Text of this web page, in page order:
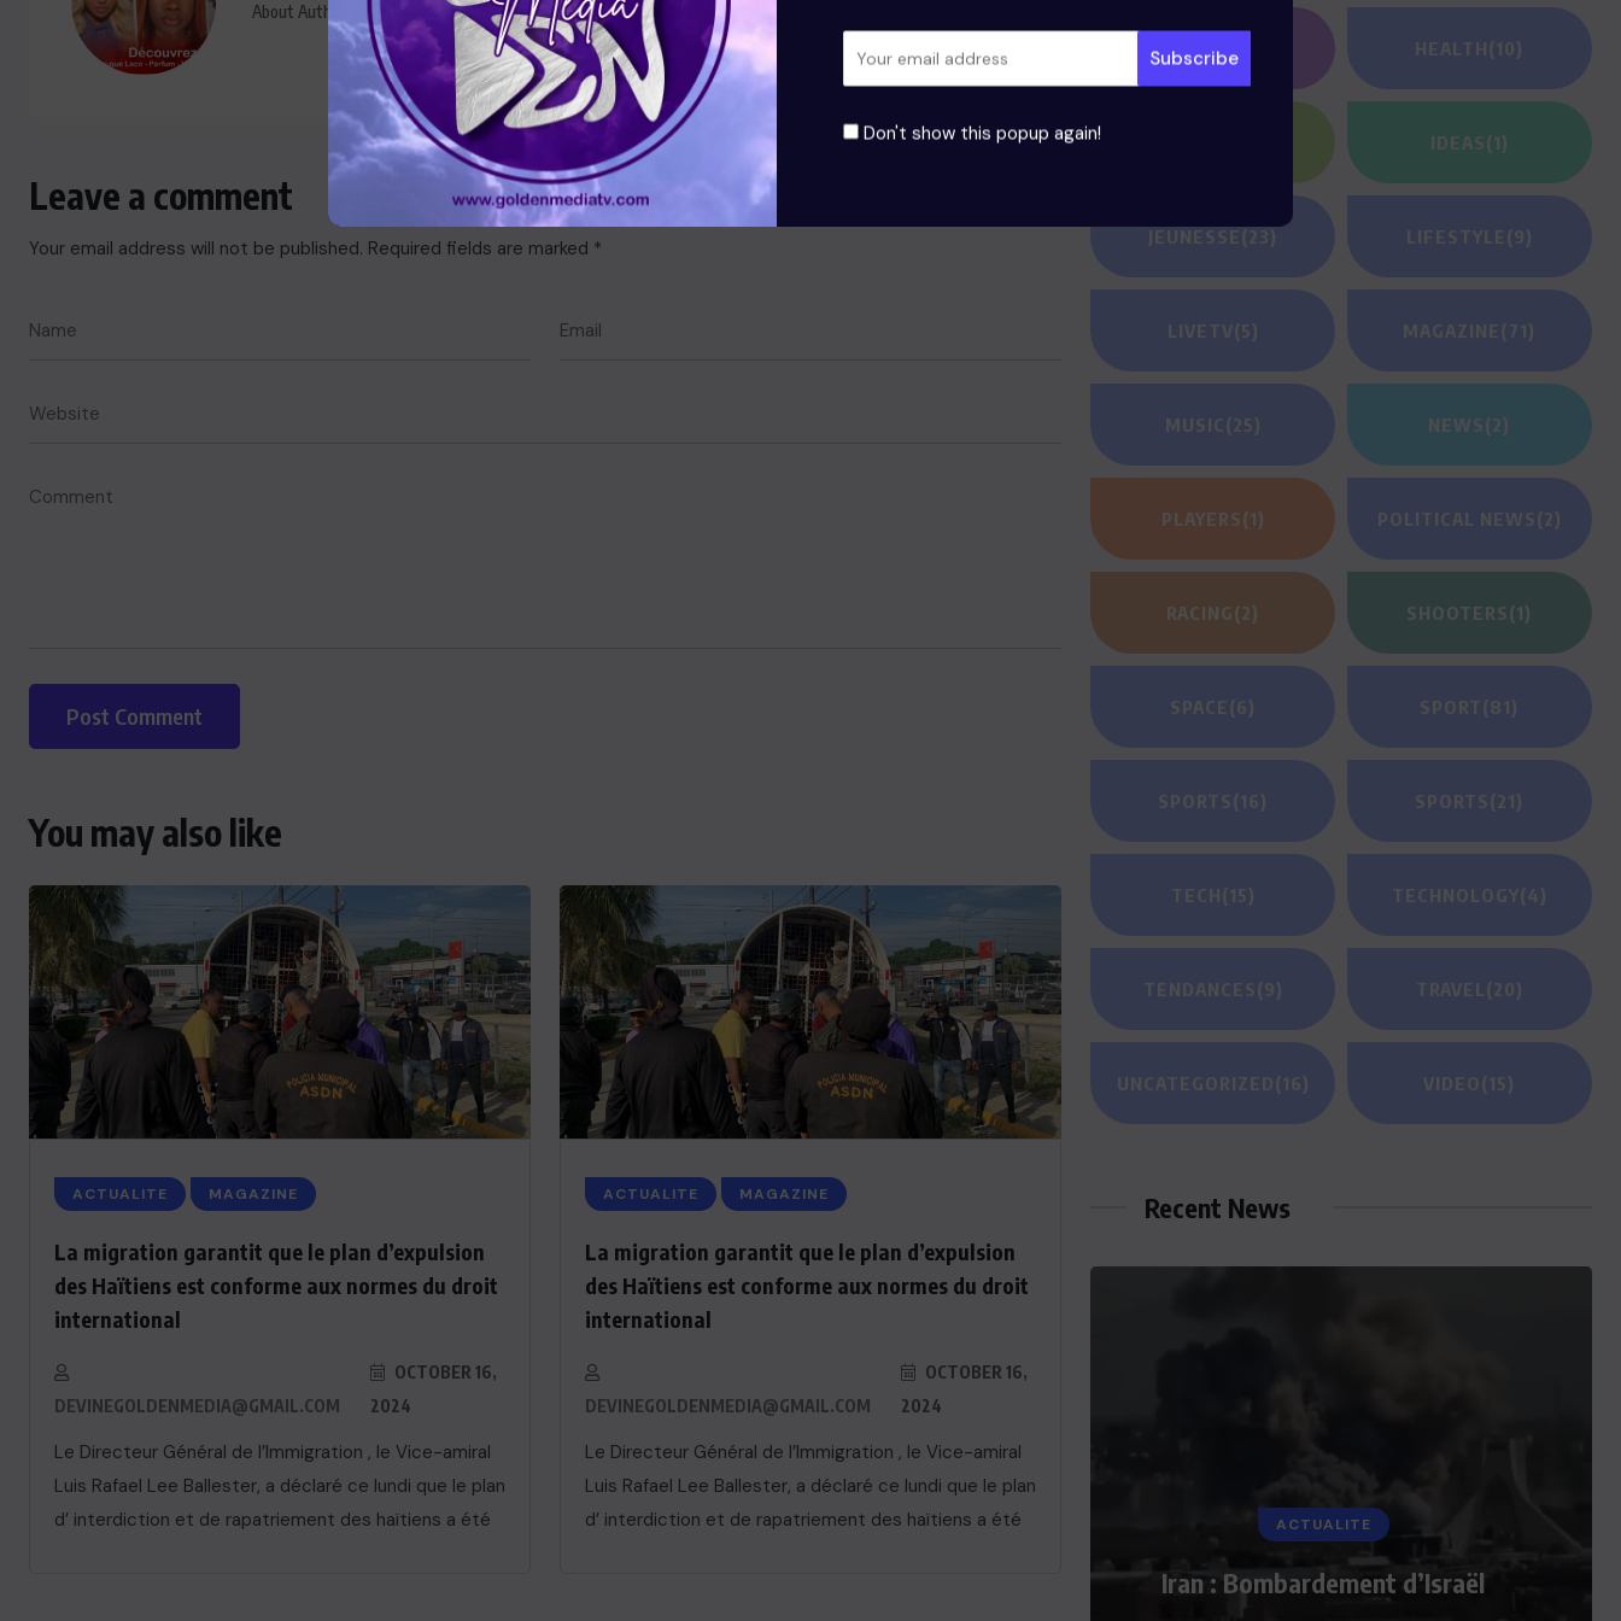
Don't show this popup again!
About Author
Leave a comment
Your email address will not be published. Required fields are marked *
You may also like
ACTUALITE MAGAZINE
La migration garantit que le plan d’expulsion
des Haïtiens est conforme aux normes du droit
international
DEVINEGOLDENMEDIA@GMAIL.COM
OCTOBER 16,
2024
Le Directeur Général de l’Immigration , le Vice-amiral
Luis Rafael Lee Ballester, a déclaré ce lundi que le plan
d’ interdiction et de rapatriement des haïtiens a été
ACTUALITE MAGAZINE
La migration garantit que le plan d’expulsion
des Haïtiens est conforme aux normes du droit
international
DEVINEGOLDENMEDIA@GMAIL.COM
OCTOBER 16,
2024
Le Directeur Général de l’Immigration , le Vice-amiral
Luis Rafael Lee Ballester, a déclaré ce lundi que le plan
d’ interdiction et de rapatriement des haïtiens a été
GAMING HEALTH(10)
IDEAS(1)
JEUNESSE(23) LIFESTYLE(9)
LIVETV(5) MAGAZINE(71)
MUSIC (25) NEWS(2)
PLAYERS(1) POLITICAL NEWS(2)
RACING(2) SHOOTERS(1)
SPACE(6) SPORT(81)
SPORTS(16) SPORTS(21)
TECH(15) TECHNOLOGY(4)
TENDANCES(9) TRAVEL (20)
UNCATEGORIZED(16) VIDEO(15)
Recent News
ACTUALITE
ACTUALITE ACTUALITE
Iran : Bombardement d’Israël